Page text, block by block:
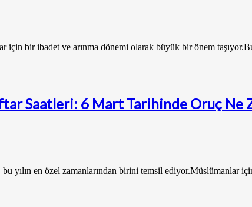
için bir ibadet ve arınma dönemi olarak büyük bir önem
Saatleri: 6 Mart Tarihinde Oruç Ne
yılın en özel zamanlarından birini temsil ediyor.Müslümanlar